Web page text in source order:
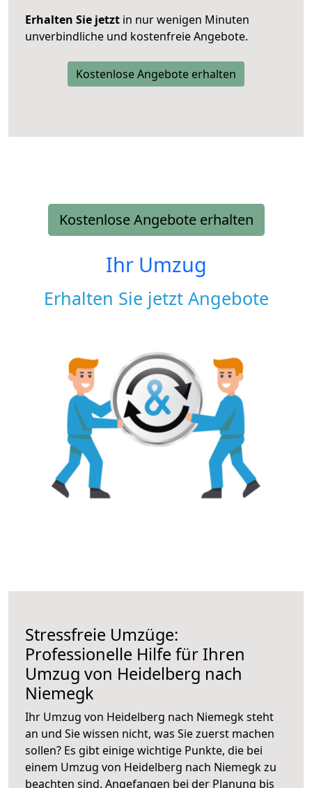
Erhalten Sie jetzt in nur wenigen Minuten
unverbindliche und kostenfreie Angebote.
Kostenlose Angebote erhalten
Kostenlose Angebote erhalten
Ihr Umzug
Erhalten Sie jetzt Angebote
Stressfreie Umzüge:
Professionelle Hilfe für Ihren
Umzug von Heidelberg nach
Niemegk
Ihr Umzug von Heidelberg nach Niemegk steht
an und Sie wissen nicht, was Sie zuerst machen
sollen? Es gibt einige wichtige Punkte, die bei
einem Umzug von Heidelberg nach Niemegk zu
beachten sind. Angefangen bei der Planung bis